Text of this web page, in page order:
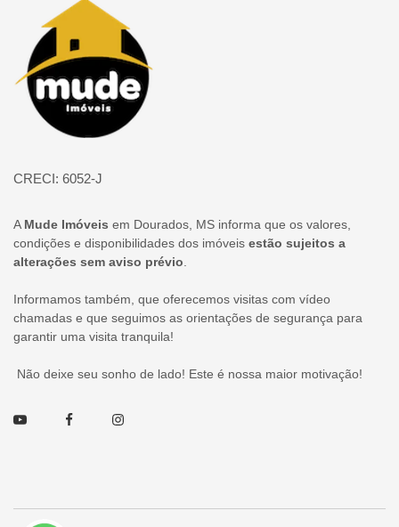
Página inicial
CRECI: 6052-J
A Mude Imóveis em Dourados, MS informa que os valores,
condições e disponibilidades dos imóveis estão sujeitos a
alterações sem aviso prévio
Informamos também, que oferecemos visitas com vídeo
chamadas e que seguimos as orientações de segurança para
garantir uma visita tranquila!
Não deixe seu sonho de lado! Este é nossa maior motivação!
Youtube FacebookInstagram